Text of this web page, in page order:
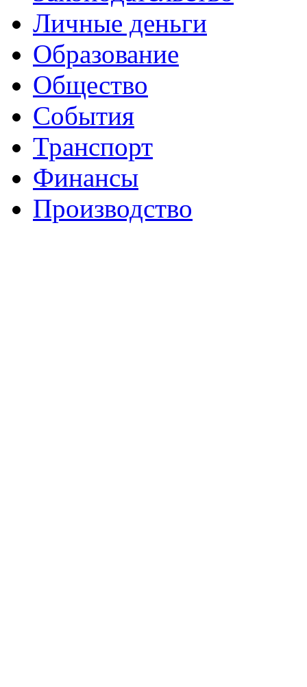
Личные деньги
Образование
Общество
События
Транспорт
Финансы
Производство